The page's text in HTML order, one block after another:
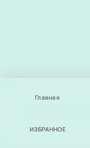
Главная
ИЗБРАННОЕ